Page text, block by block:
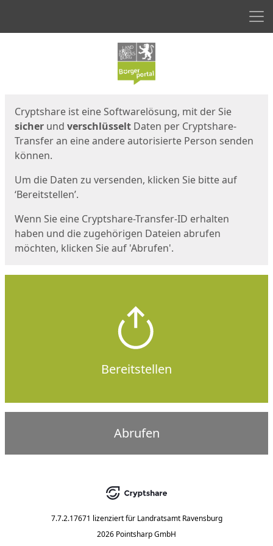
Cryptshare ist eine Softwarelösung, mit der Sie
sicher und verschlüsselt Daten per Cryptshare-
Transfer an eine andere autorisierte Person senden
können.
Um die Daten zu versenden, klicken Sie bitte auf
‘Bereitstellen’.
Wenn Sie eine Cryptshare-Transfer-ID erhalten
haben und die zugehörigen Dateien abrufen
möchten, klicken Sie auf 'Abrufen'.
Bereitstellen
Abrufen
7.7.2.17671 lizenziert für Landratsamt Ravensburg
2026 Pointsharp GmbH